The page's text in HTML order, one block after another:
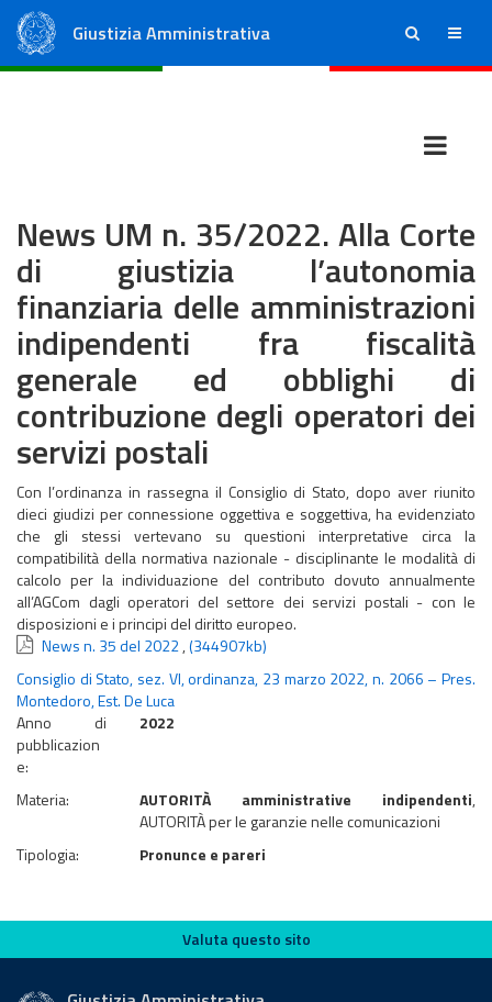
Giustizia Amministrativa ricerca menu
News UM n. 35/2022. Alla Corte
di giustizia l’autonomia
finanziaria delle amministrazioni
indipendenti fra fiscalità
generale ed obblighi di
contribuzione degli operatori dei
servizi postali
Con l’ordinanza in rassegna il Consiglio di Stato, dopo aver riunito
dieci giudizi per connessione oggettiva e soggettiva, ha evidenziato
che gli stessi vertevano su questioni interpretative circa la
compatibilità della normativa nazionale - disciplinante le modalità di
calcolo per la individuazione del contributo dovuto annualmente
all’AGCom dagli operatori del settore dei servizi postali - con le
disposizioni e i principi del diritto europeo.
News n. 35 del 2022,(344907kb)
Consiglio di Stato, sez. VI, ordinanza, 23 marzo 2022, n. 2066 – Pres.
Montedoro, Est. De Luca
Anno di
pubblicazion
e:
2022
Materia: AUTORITÀ amministrative indipendenti,
AUTORITÀ per le garanzie nelle comunicazioni
Tipologia:
Pronunce e pareri
Valuta questo sito
Valuta questo sito